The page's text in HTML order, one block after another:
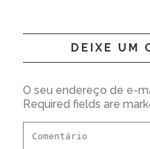
DEIXE UM
O seu endereço de e-
Required fields are